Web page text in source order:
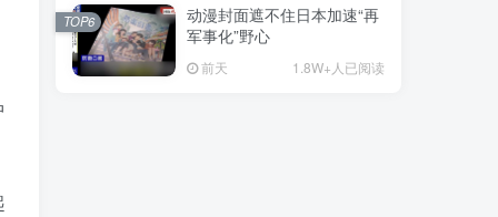
动漫封面遮不住日本加速“再
军事化”野心
前天 1.8W+人已阅读
TOP6